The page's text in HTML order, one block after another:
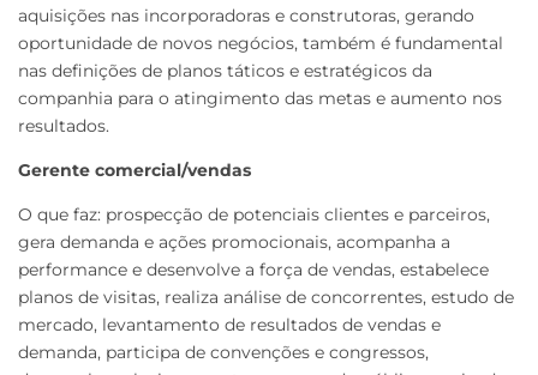
aquisições nas incorporadoras e construtoras, gerando
oportunidade de novos negócios, também é fundamental
nas definições de planos táticos e estratégicos da
companhia para o atingimento das metas e aumento nos
resultados.
Gerente comercial/vendas
O que faz: prospecção de potenciais clientes e parceiros,
gera demanda e ações promocionais, acompanha a
performance e desenvolve a força de vendas, estabelece
planos de visitas, realiza análise de concorrentes, estudo de
mercado, levantamento de resultados de vendas e
demanda, participa de convenções e congressos,